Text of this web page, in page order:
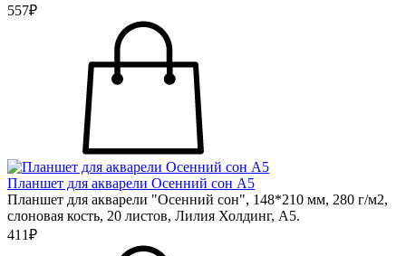
557₽
Планшет для акварели Осенний сон А5
Планшет для акварели "Осенний сон", 148*210 мм, 280 г/м2,
слоновая кость, 20 листов, Лилия Холдинг, А5.
411₽